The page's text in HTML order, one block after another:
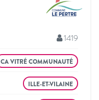
1419
CA VITRÉ COMMUNAUTÉ
ILLE-ET-VILAINE